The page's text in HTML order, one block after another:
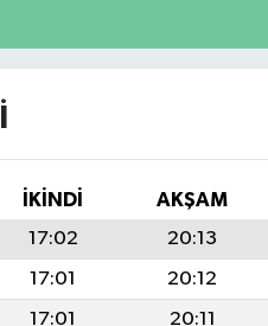
İKINDI AKŞAM
17:02 20:13
17:01 20:12
17:01 20:11